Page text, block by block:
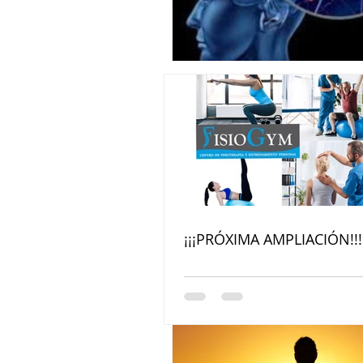
¡¡¡PRÓXIMA AMPLIACIÓN!!!